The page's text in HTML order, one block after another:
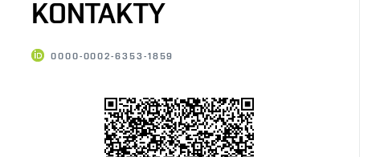
KONTAKTY
0000-0002-6353-1859